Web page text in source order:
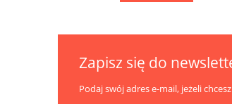
Zapisz się do
Podaj swój adres e-mail, jeżeli